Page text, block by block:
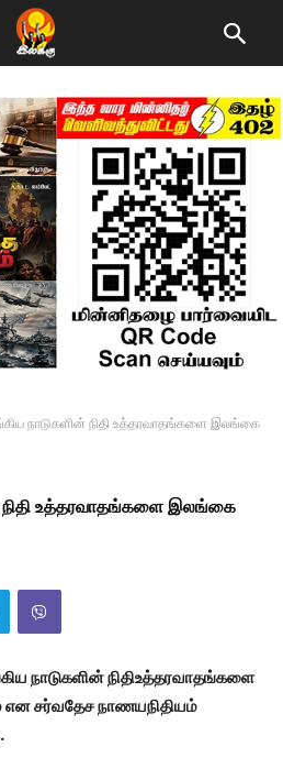
நாடுகளின் நிதி உத்தரவாதங்களை இலங்கை
நிதி உத்தரவாதங்களை இலங்கை
நாடுகளின் நிதிஉத்தரவாதங்களை
சர்வதேச நாணயநிதியம்